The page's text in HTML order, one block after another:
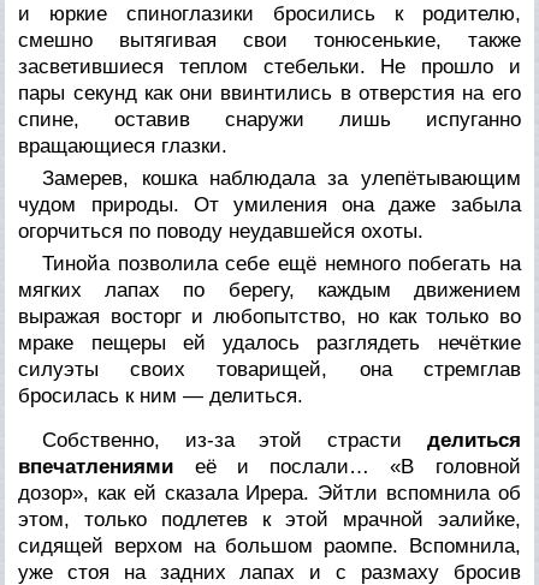
и юркие спиноглазики бросились к родителю,
смешно вытягивая свои тонюсенькие, также
засветившиеся теплом стебельки. Не прошло и
пары секунд как они ввинтились в отверстия на его
спине, оставив снаружи лишь испуганно
вращающиеся глазки.
Замерев, кошка наблюдала за улепётывающим
чудом природы. От умиления она даже забыла
огорчиться по поводу неудавшейся охоты.
Тинойа позволила себе ещё немного побегать на
мягких лапах по берегу, каждым движением
выражая восторг и любопытство, но как только во
мраке пещеры ей удалось разглядеть нечёткие
силуэты своих товарищей, она стремглав
бросилась к ним — делиться.
Собственно, из-за этой страсти делиться
впечатлениями её и послали… «В головной
дозор», как ей сказала Ирера. Эйтли вспомнила об
этом, только подлетев к этой мрачной эалийке,
сидящей верхом на большом раомпе. Вспомнила,
уже стоя на задних лапах и с размаху бросив